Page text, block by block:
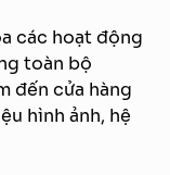
các hoạt động
toàn bộ
đến cửa hàng
hình ảnh, hệ